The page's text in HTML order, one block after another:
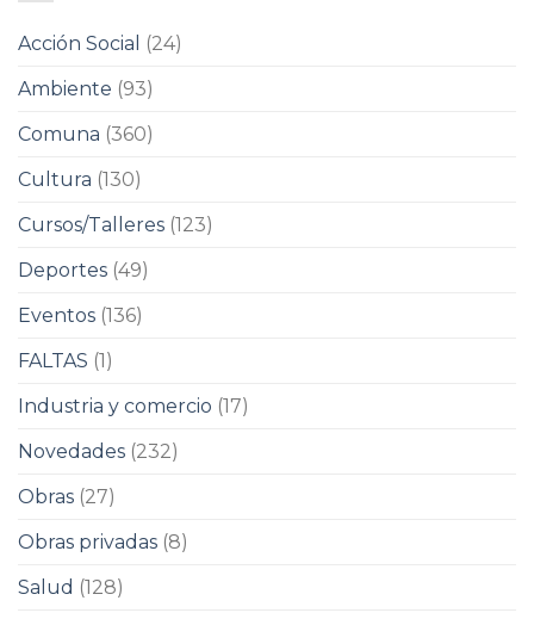
Acción Social
(24)
Ambiente (93)
Comuna (360)
Cultura (130)
Cursos/Talleres (123)
Deportes (49)
Eventos (136)
FALTAS (1)
Industria y comercio (17)
Novedades (232)
Obras (27)
Obras privadas (8)
Salud (128)